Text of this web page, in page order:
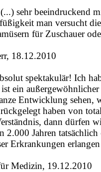
sehr beeindruckend
man versucht
für Zuschauer
18.12.2010
spektakulär! Ich
ein außergewöhnlicher
Entwicklung sehen,
haben von
dann dürfen
2.000 Jahren tatsächlich
Erkrankungen erlangen
Medizin, 19.12.2010